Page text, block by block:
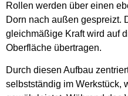
Rollen werden über einen
Dorn nach außen gespreizt.
gleichmäßige Kraft wird auf
Oberfläche übertragen.
Durch diesen Aufbau
selbstständig im Werkstück,